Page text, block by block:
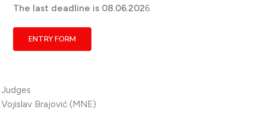
The last deadline is 08.06.2026
ENTRY FORM
Judges
Vojislav Brajović (MNE)